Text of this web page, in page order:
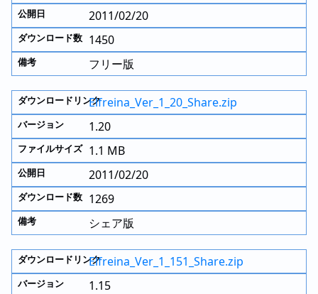
2011/02/20
1450
フリー版
Elfreina_Ver_1_20_Share.zip
1.20
1.1 MB
2011/02/20
1269
シェア版
Elfreina_Ver_1_151_Share.zip
1.15